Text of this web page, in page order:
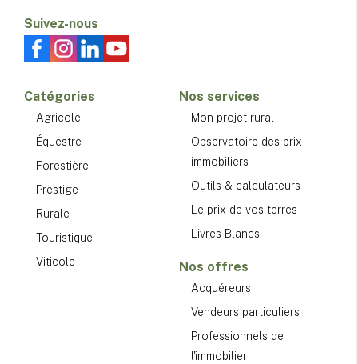
Suivez-nous
Catégories
Agricole
Équestre
Forestière
Prestige
Rurale
Touristique
Viticole
Nos services
Mon projet rural
Observatoire des prix
immobiliers
Outils & calculateurs
Le prix de vos terres
Livres Blancs
Nos offres
Acquéreurs
Vendeurs particuliers
Professionnels de
l'immobilier